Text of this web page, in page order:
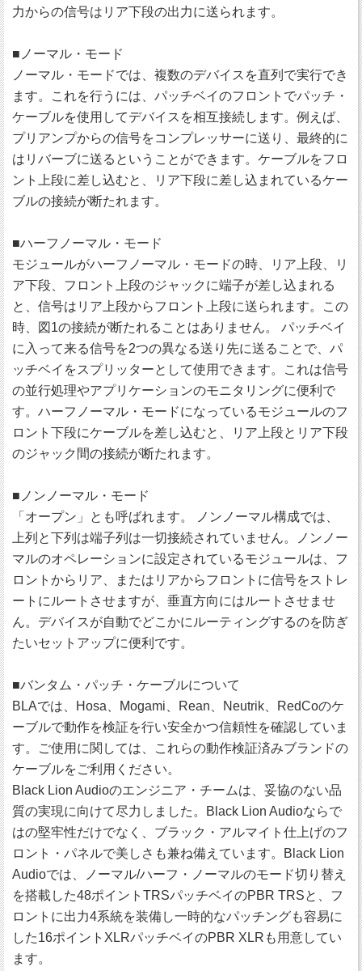
力からの信号はリア下段の出力に送られます。
■ノーマル・モード
ノーマル・モードでは、複数のデバイスを直列で実行でき
ます。これを行うには、パッチベイのフロントでパッチ・
ケーブルを使用してデバイスを相互接続します。例えば、
プリアンプからの信号をコンプレッサーに送り、最終的に
はリバーブに送るということができます。ケーブルをフロ
ント上段に差し込むと、リア下段に差し込まれているケー
ブルの接続が断たれます。
■ハーフノーマル・モード
モジュールがハーフノーマル・モードの時、リア上段、リ
ア下段、フロント上段のジャックに端子が差し込まれる
と、信号はリア上段からフロント上段に送られます。この
時、図1の接続が断たれることはありません。 パッチベイ
に入って来る信号を2つの異なる送り先に送ることで、パ
ッチベイをスプリッターとして使用できます。これは信号
の並行処理やアプリケーションのモニタリングに便利で
す。ハーフノーマル・モードになっているモジュールのフ
ロント下段にケーブルを差し込むと、リア上段とリア下段
のジャック間の接続が断たれます。
■ノンノーマル・モード
「オープン」とも呼ばれます。 ノンノーマル構成では、
上列と下列は端子列は一切接続されていません。ノンノー
マルのオペレーションに設定されているモジュールは、フ
ロントからリア、またはリアからフロントに信号をストレ
ートにルートさせますが、垂直方向にはルートさせませ
ん。デバイスが自動でどこかにルーティングするのを防ぎ
たいセットアップに便利です。
■バンタム・パッチ・ケーブルについて
BLAでは、Hosa、Mogami、Rean、Neutrik、RedCoのケ
ーブルで動作を検証を行い安全かつ信頼性を確認していま
す。ご使用に関しては、これらの動作検証済みブランドの
ケーブルをご利用ください。
Black Lion Audioのエンジニア・チームは、妥協のない品
質の実現に向けて尽力しました。Black Lion Audioならで
はの堅牢性だけでなく、ブラック・アルマイト仕上げのフ
ロント・パネルで美しさも兼ね備えています。Black Lion
Audioでは、ノーマル/ハーフ・ノーマルのモード切り替え
を搭載した48ポイントTRSパッチベイのPBR TRSと、フ
ロントに出力4系統を装備し一時的なパッチングも容易に
した16ポイントXLRパッチベイのPBR XLRも用意してい
ます。